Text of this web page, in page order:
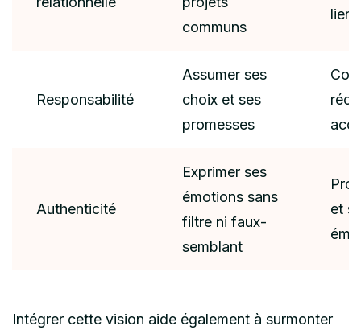
communs
lien
Responsabilité
Assumer ses
choix et ses
promesses
Authenticité
Exprimer ses
émotions sans
filtre ni faux-
semblant
et
Intégrer cette vision aide également à surmonter